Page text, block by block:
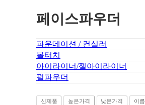
페이스파우더
파운데이션 / 컨실러
볼터치
아이라이너/젤아이라이너
펄파우더
신제품 높은가격 낮은가격 이